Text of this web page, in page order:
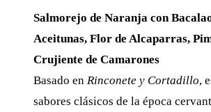
Salmorejo de Naranja con
Aceitunas, Flor de Alcaparras,
Crujiente de Camarones
Basado en Rinconete y Cortadillo,
sabores clásicos de la época